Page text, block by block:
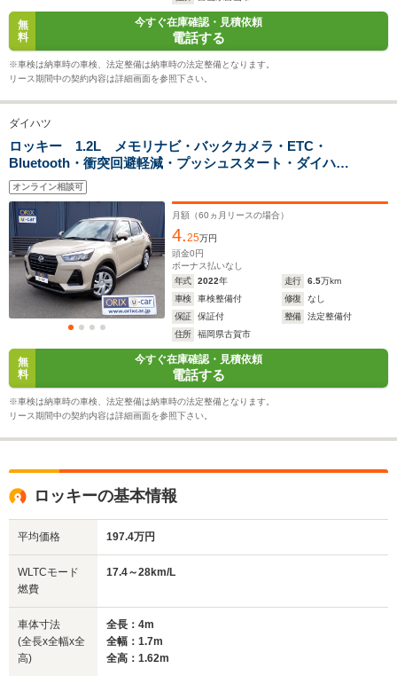
WLTCモード
燃費
排気量
駆動方式 4WD
└市街地:13.4～
29.6km/L
30.2km/L
FF、4WD
└市街地
└郊外
FF、4WD
無
料
今すぐ在庫確認・見積依頼
電話する
※車検は納車時の車検、法定整備は納車時の法定整備となります。
リース期間中の契約内容は詳細画面を参照下さい。
ダイハツ
ロッキー 1.2L メモリナビ・バックカメラ・ETC・
Bluetooth・衝突回避軽減・プッシュスタート・ダイハ
ツ・ロッキー
オンライン相談可
月額（60 ヵ月リースの場合）
4.25万円
頭金0 円
ボーナス払いなし
年式
2022年 走行 6.5万km
車検
車検整備付 修復
なし
保証
保証付 整備
法定整備付
住所
福岡県古賀市
無
料
今すぐ在庫確認・見積依頼
電話する
※車検は納車時の車検、法定整備は納車時の法定整備となります。
リース期間中の契約内容は詳細画面を参照下さい。
ロッキーの基本情報
平均価格 197.4万円
WLTCモード
燃費
17.4～28km/L
車体寸法
(全長x全幅x全
高)
全長：4m
全幅：1.7m
全高：1.62m